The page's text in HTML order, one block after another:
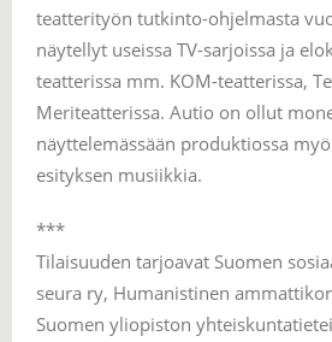
teatterityön tutkinto-ohjelmasta
näytellyt useissa TV-sarjoissa ja
teatterissa mm. KOM-teatterissa,
Meriteatterissa. Autio on ollut
näyttelemässään produktiossa
esityksen musiikkia.
***
Tilaisuuden tarjoavat Suomen
seura ry, Humanistinen
Suomen yliopiston